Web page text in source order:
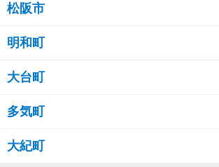
松阪市
明和町
大台町
多気町
大紀町